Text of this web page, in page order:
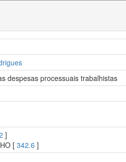
despesas processuais trabalhistas
]
[ 342.6 ]